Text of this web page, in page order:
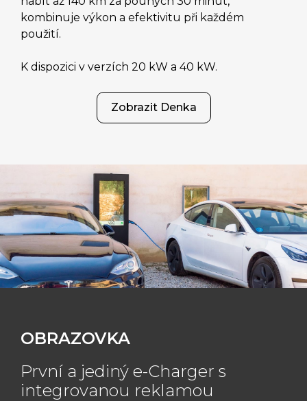
kombinuje výkon a efektivitu při každém
použití.
K dispozici v verzích 20 kW a 40 kW.
Zobrazit Denka
OBRAZOVKA
První a jediný e-Charger s
integrovanou reklamou